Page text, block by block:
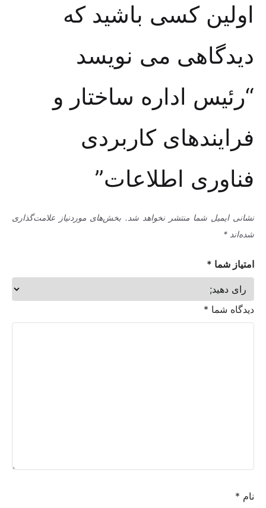
اولین کسی باشید که
دیدگاهی می نویسد
“رئیس اداره ساختار و
فرایندهای کاربردی
فناوری اطلاعات”
نشانی ایمیل شما منتشر نخواهد شد. بخش‌های موردنیاز علامت‌گذاری
شده‌اند *
امتیاز شما *
دیدگاه شما *
نام *